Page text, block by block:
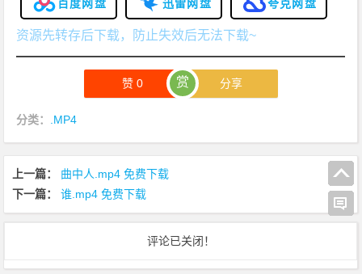
百度网盘 迅雷网盘 夸克网盘
资源先转存后下载，防止失效后无法下载~
赞0 赏 分享
分类： .MP4
上一篇：
曲中人.mp4 免费下载
下一篇：
谁.mp4 免费下载
评论已关闭！